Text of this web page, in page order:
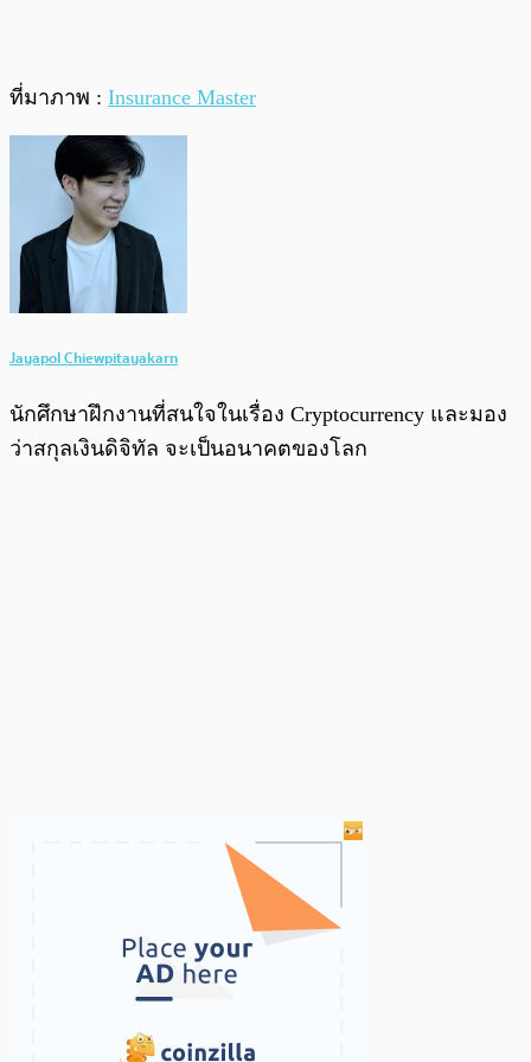
ที่มาภาพ : Insurance Master
Jayapol Chiewpitayakarn
นักศึกษาฝึกงานที่สนใจในเรื่อง Cryptocurrency และมอง
ว่าสกุลเงินดิจิทัล จะเป็นอนาคตของโลก